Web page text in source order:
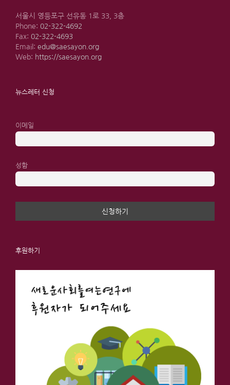
서울시 영등포구 선유동 1로 33, 3층
Phone: 02-322-4692
Fax: 02-322-4693
Email: edu@saesayon.org
Web: https://saesayon.org
뉴스레터 신청
이메일
성함
후원하기